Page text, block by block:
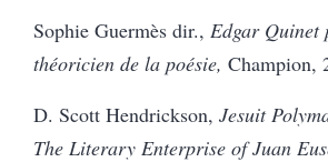
Sophie Guermès dir., Edgar Quinet
théoricien de la poésie, Champion,
D. Scott Hendrickson, Jesuit
The Literary Enterprise of Juan